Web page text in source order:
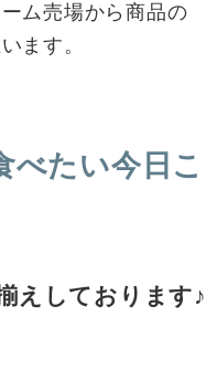
ム売場から商品の
ます。
べたい今日こ
えしております♪